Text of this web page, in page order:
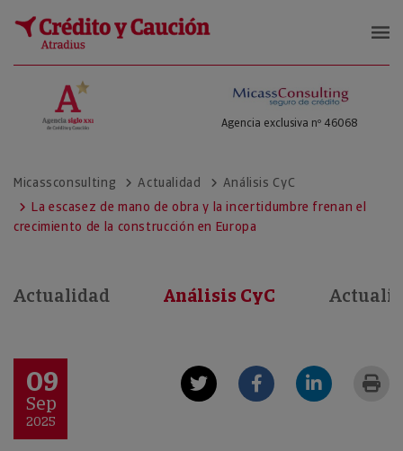
Micass Consulting
Agencia exclusiva nº 46068
Micassconsulting Actualidad
Análisis CyC
La escasez de mano de obra y la incertidumbre frenan el
crecimiento de la construcción en Europa
Actualidad Análisis CyC
09
Sep
2025